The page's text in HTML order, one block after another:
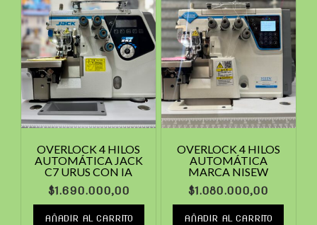
OVERLOCK 4 HILOS
AUTOMÁTICA JACK
C7 URUS CON IA
$1.690.000,00
AÑADIR AL CARRITO
OVERLOCK 4 HILOS
AUTOMÁTICA
MARCA NISEW
$1.080.000,00
AÑADIR AL CARRITO